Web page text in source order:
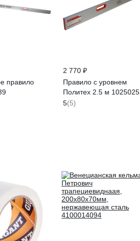
правило
2 770 ₽
Правило с уровнем
Политех 2.5 м 1025025
5(5)